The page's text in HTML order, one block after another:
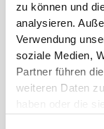
zu können und
analysieren.
Verwendung
soziale Medien,
Partner führen
weiteren Daten
haben oder die